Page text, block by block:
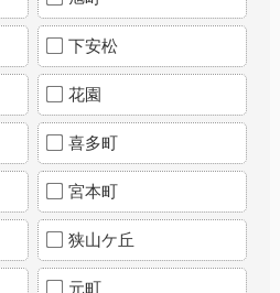
下安松
花園
喜多町
宮本町
狭山ケ丘
元町